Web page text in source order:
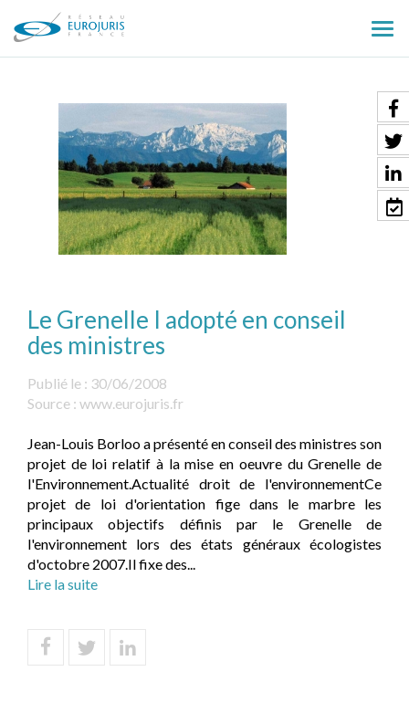
le
Le Grenelle I adopté en conseil
des ministres
Publié le : 30/06/2008
Source : www.eurojuris.fr
Jean-Louis Borloo a présenté en conseil des ministres son
projet de loi relatif à la mise en oeuvre du Grenelle de
l'Environnement.Actualité droit de l'environnementCe
projet de loi d'orientation fige dans le marbre les
principaux objectifs définis par le Grenelle de
l'environnement lors des états généraux écologistes
d'octobre 2007.Il fixe des...
Lire la suite